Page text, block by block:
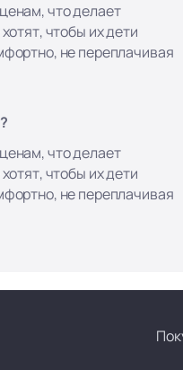
что делает
чтобы их дети
не переплачивая
что делает
чтобы их дети
не переплачивая